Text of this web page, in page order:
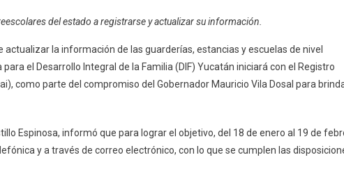
Yucatán
Registro
Nacional
De
Atención
del estado a registrarse y actualizar su información.
actualizar la información de las guarderías, estancias y escuelas de nivel
el Desarrollo Integral de la Familia (DIF) Yucatán iniciará con el Registro
como parte del compromiso del Gobernador Mauricio Vila Dosal para
Espinosa, informó que para lograr el objetivo, del 18 de enero al 19 de
y a través de correo electrónico, con lo que se cumplen las